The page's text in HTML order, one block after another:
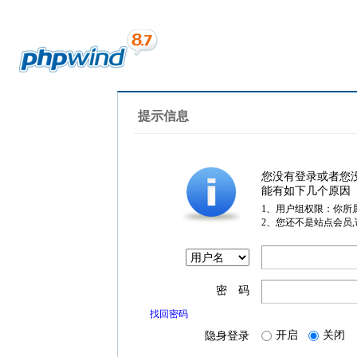
提示信息
您没有登录或者您
能有如下几个原因
1、用户组权限：你所
2、您还不是站点会员
密 码
找回密码
隐身登录 开启 关闭